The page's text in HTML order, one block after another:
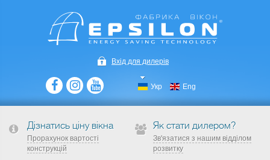
Вхід для дилерів
Укр Eng
Дізнатись ціну вікна
Прорахунок вартості
конструкцій
Як стати дилером?
Зв'язатися з нашим відділом
розвитку